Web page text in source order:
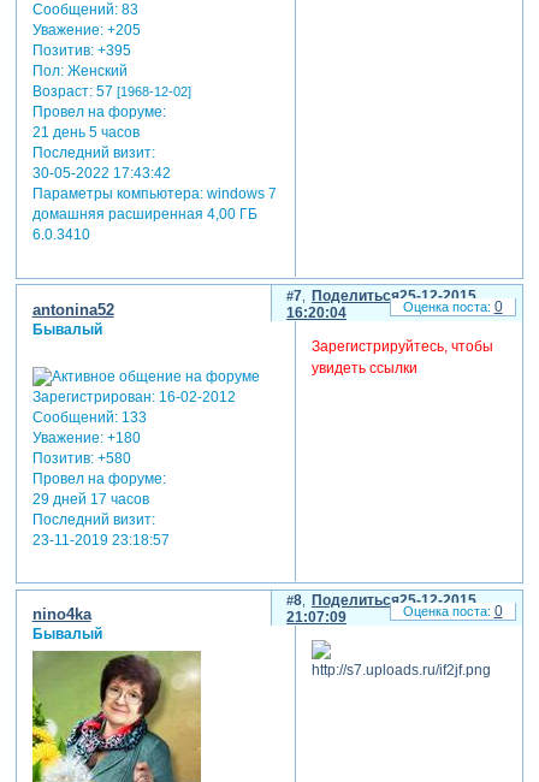
Сообщений:83
Уважение: +205
Позитив: +395
Пол:Женский
Возраст:57 [1968-12-02]
Провел на форуме:
21 день 5 часов
Последний визит:
30-05-2022 17:43:42
Параметры компьютера:windows 7
домашняя расширенная 4,00 ГБ
6.0.3410
Поделиться
7
25-12-2015
16:20:04
antonina52
Бывалый
Зарегистрирован: 16-02-2012
Сообщений:133
Уважение: +180
Позитив: +580
Провел на форуме:
29 дней 17 часов
Последний визит:
23-11-2019 23:18:57
Зарегистрируйтесь, чтобы
увидеть ссылки
0
Поделиться
8
25-12-2015
21:07:09
nino4ka
Бывалый
0